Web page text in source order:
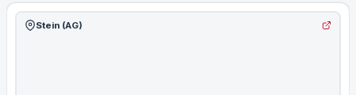
Stein (AG)